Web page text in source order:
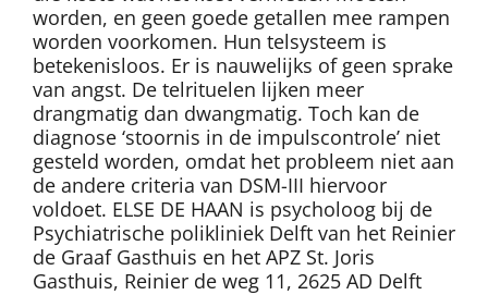
worden, en geen goede getallen mee rampen
worden voorkomen. Hun telsysteem is
betekenisloos. Er is nauwelijks of geen sprake
van angst. De telrituelen lijken meer
drangmatig dan dwangmatig. Toch kan de
diagnose ‘stoornis in de impulscontrole’ niet
gesteld worden, omdat het probleem niet aan
de andere criteria van DSM-III hiervoor
voldoet. ELSE DE HAAN is psycholoog bij de
Psychiatrische polikliniek Delft van het Reinier
de Graaf Gasthuis en het APZ St. Joris
Gasthuis, Reinier de weg 11, 2625 AD Delft